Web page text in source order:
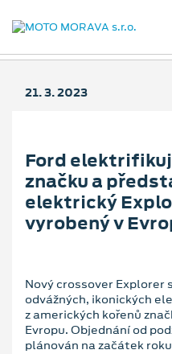
21. 3. 2023
Ford
značku a
elektrický
vyrobený v
Nový crossover Explorer
odvážných, ikonických
z amerických kořenů
Evropu. Objednání od
plánován na začátek